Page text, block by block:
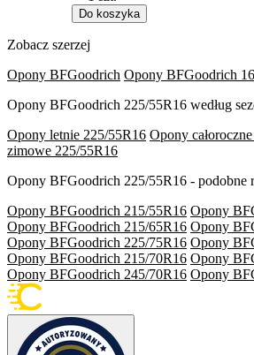
Do koszyka
Zobacz szerzej
Opony BFGoodrich Opony BFGoodrich
Opony BFGoodrich 225/55R16 według
Opony letnie 225/55R16 Opony
zimowe 225/55R16
Opony BFGoodrich 225/55R16 - podobne
Opony BFGoodrich 215/55R16 Opony
Opony BFGoodrich 215/65R16 Opony
Opony BFGoodrich 225/75R16 Opony
Opony BFGoodrich 215/70R16 Opony
Opony BFGoodrich 245/70R16 Opony